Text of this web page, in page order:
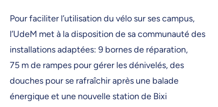
Pour faciliter l’utilisation du vélo sur ses campus,
l’UdeM met à la disposition de sa communauté des
installations adaptées: 9 bornes de réparation,
75 m de rampes pour gérer les dénivelés, des
douches pour se rafraîchir après une balade
énergique et une nouvelle station de Bixi